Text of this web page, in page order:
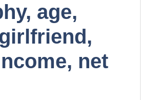
age,
net